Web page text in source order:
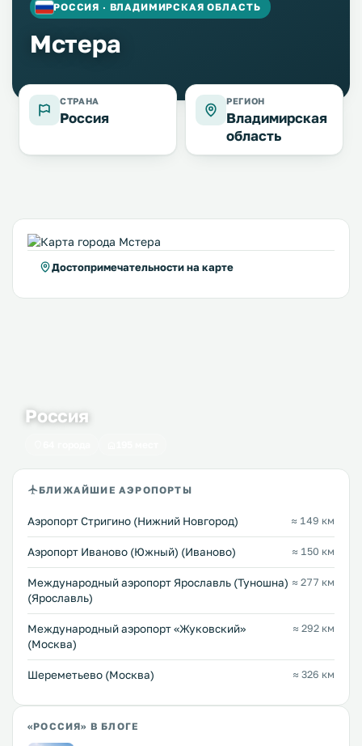
РОССИЯ · ВЛАДИМИРСКАЯ ОБЛАСТЬ
Мстера
СТРАНА
Россия
РЕГИОН
Владимирская
область
Достопримечательности на карте
Россия
БЛИЖАЙШИЕ АЭРОПОРТЫ
Аэропорт Стригино (Нижний Новгород) ≈ 149 км
Аэропорт Иваново (Южный) (Иваново) ≈ 150 км
Международный аэропорт Ярославль (Туношна)
(Ярославль)
≈ 277 км
Международный аэропорт «Жуковский»
(Москва)
≈ 292 км
Шереметьево (Москва) ≈ 326 км
«РОССИЯ» В БЛОГЕ